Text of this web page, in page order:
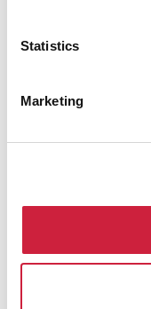
Statistics
Marketing